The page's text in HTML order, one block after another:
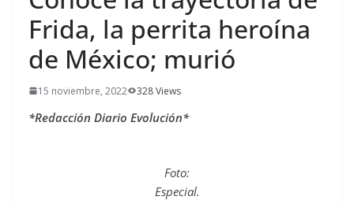
Frida, la perrita heroína
de México; murió
15 noviembre, 2022 328 Views
*Redacción Diario Evolución*
Foto:
Especial.